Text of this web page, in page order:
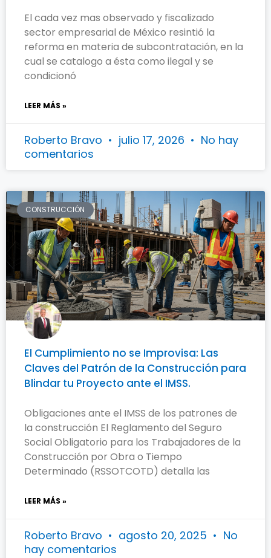
El cada vez mas observado y fiscalizado
sector empresarial de México resintió la
reforma en materia de subcontratación, en la
cual se catalogo a ésta como ilegal y se
condicionó
LEER MÁS »
Roberto Bravo julio 17, 2026
No hay
comentarios
CONSTRUCCIÓN
El Cumplimiento no se Improvisa: Las
Claves del Patrón de la Construcción para
Blindar tu Proyecto ante el IMSS.
Obligaciones ante el IMSS de los patrones de
la construcción El Reglamento del Seguro
Social Obligatorio para los Trabajadores de la
Construcción por Obra o Tiempo
Determinado (RSSOTCOTD) detalla las
LEER MÁS »
Roberto Bravo agosto 20, 2025
No
hay comentarios